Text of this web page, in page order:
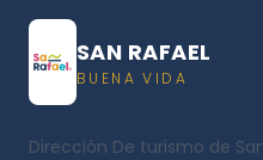
SAN RAFAEL
BUENA VIDA
Dirección De turismo de